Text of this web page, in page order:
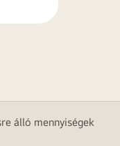
álló mennyiségek